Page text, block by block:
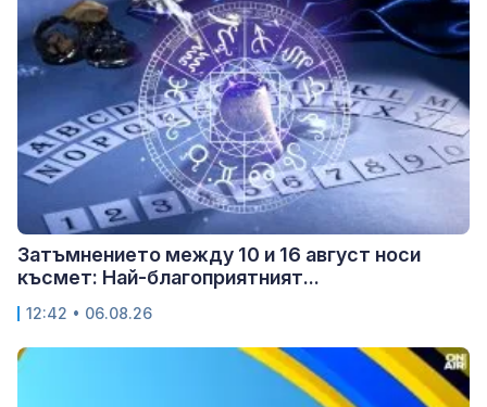
Затъмнението между 10 и 16 август носи
късмет: Най-благоприятният...
12:42 • 06.08.26